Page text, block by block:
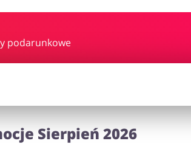
podarunkowe
Zdrowie i uroda
Sierpień 2026